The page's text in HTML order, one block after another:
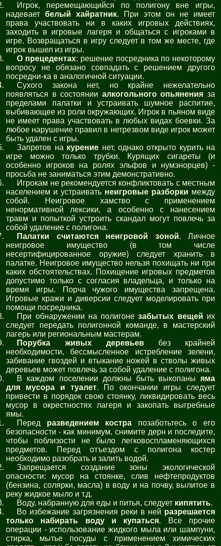
Игрок, перемещающийся по полигону вне игры,
надевает белый хайратник. При этом он не имеет
права участвовать ни в каких игровых действиях,
заходить в игровые лагеря и общаться с игроками в
игре. Возвращаться в игру следует в том же месте, где
игрок вышел из игры.
О прецедентах: решение посредника по некоторому
вопросу не обязано совпадать с решением другого
посредни-ка в аналогичной ситуации.
Сухого закона нет, но крайне нежелательно
появляться в состоянии алкогольного опьянения за
пределами палатки и устраивать шумное распитие,
выбивающее из роли окружающих. Игрок в пьяном виде
не имеет права участвовать в любых видах боевки. За
любое нарушение правил в нетрезвом виде игрок может
быть удален с игры.
Запретов на курение нет, однако открыто курить на
игре можно только трубки. Курящих сигареты (и
особенно игроков на ролях эльфов и нумэнорцев) -
просьба не заниматься этим демонстративно.
Игрокам не рекомендуется конфликтовать с местным
населением и устраивать неигровые разборки между
собой. Неигровое хамство с применением
ненормативной лексики, а особенно с нанесением
травм и попыткой устроить скандал могут повлечь за
собой удаление с полигона.
Палатки считаются неигровой зоной. Личное
неигровое имущество (в том числе
несертифицированное оружие) следует хранить в
палатке. Неигровое имущество нельзя похищать ни при
каких обстоятельствах. Похищение игровых предметов
допустимо только с согласия владельца, и только на
время игры. Порча чужого имущества запрещена.
Игровые кражи и диверсии следует моделировать при
помощи посредника.
При обнаружении на полигонезабытых вещей их
следует передать полигонной команде, в мастерский
лагерь или региональным мастерам.
Порубка живых деревьевбез крайней
необходимости, бессмысленное истребление зелени,
забивание гвоздей и втыкание ножей в стволы живых
деревьев может повлечь за собой удаление с полигона.
В каждом поселении должны быть выкопаны яма
для мусора и туалет. По окончании игры следует
привести в порядок свою стоянку, ликвидировать весь
мусор в окрестностях лагеря и закопать выгребные
ямы.
Перед разведением костра позаботьтесь о его
безопасности - как минимум, снимите дерн и последите,
чтобы поблизости не было легковоспламеняющихся
предметов. Перед отъездом с полигона костер
необходимо разобрать и залить водой.
Запрещается создание зоны экологической
опасности: мусор на стоянке, слив нефтепродуктов
(бензина, солярки, масла) в воду и на почву, вылитое в
реку жидкое мыло и т.д.
Воду, набранную для еды и питья, следует кипятить.
Во избежание загрязнения реки в ней разрешается
только набирать воду и купаться. Все прочие
операции - использование жидкого мыла или шампуни,
стирка, мытье посуды с применением химических